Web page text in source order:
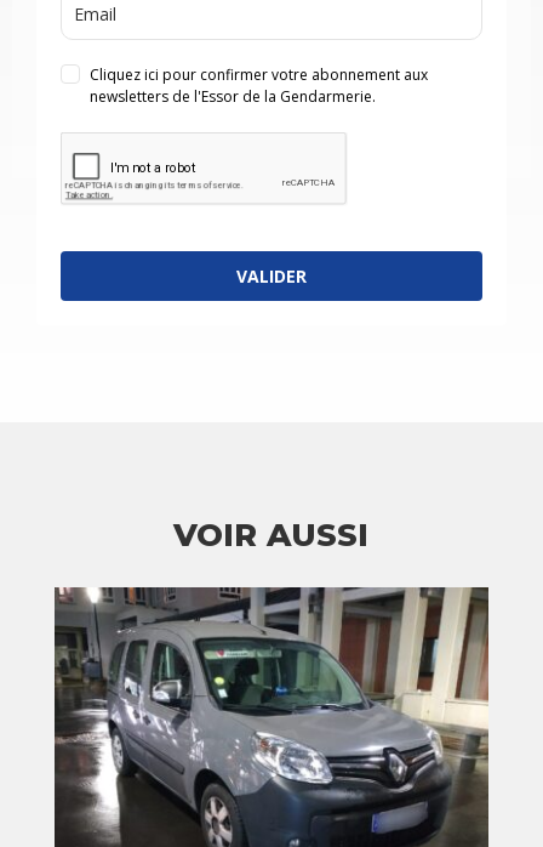
Cliquez ici pour confirmer votre abonnement aux
newsletters de l'Essor de la Gendarmerie.
VALIDER
VOIR AUSSI